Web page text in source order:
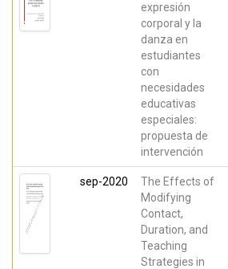
expresión
corporal y la
danza en
estudiantes
con
necesidades
educativas
especiales:
propuesta de
intervención
sep-2020
The Effects of
Modifying
Contact,
Duration, and
Teaching
Strategies in